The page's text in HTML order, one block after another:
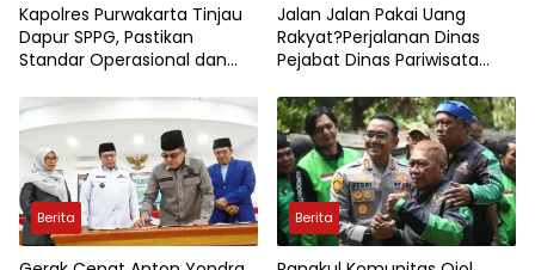
Kapolres Purwakarta Tinjau
Dapur SPPG, Pastikan
Standar Operasional dan
Optimal
Jalan Jalan Pakai Uang
Rakyat?Perjalanan Dinas
Pejabat Dinas Pariwisata
Berita Berita